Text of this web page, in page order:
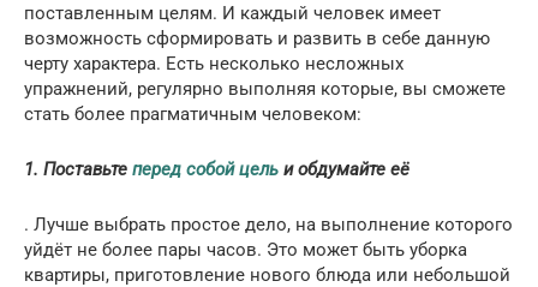
поставленным целям. И каждый человек имеет
возможность сформировать и развить в себе данную
черту характера. Есть несколько несложных
упражнений, регулярно выполняя которые, вы сможете
стать более прагматичным человеком:
1. Поставьте перед собой цель и обдумайте её
. Лучше выбрать простое дело, на выполнение которого
уйдёт не более пары часов. Это может быть уборка
квартиры, приготовление нового блюда или небольшой